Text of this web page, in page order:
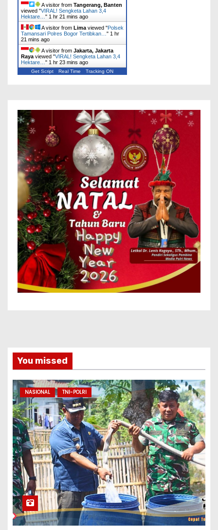
A visitor from Tangerang, Banten
viewed "VIRAL! Sengketa Lahan 3,4
Hektare… " 1 hr 21 mins ago
A visitor from Lima viewed "Polsek
Tamansari Polres Bogor Tertibkan… " 1 hr
21 mins ago
A visitor from Jakarta, Jakarta
Raya viewed "VIRAL! Sengketa Lahan 3,4
Hektare… " 1 hr 23 mins ago
Get Script Real Time Tracking ON
You missed
NASIONAL TNI-POLRI